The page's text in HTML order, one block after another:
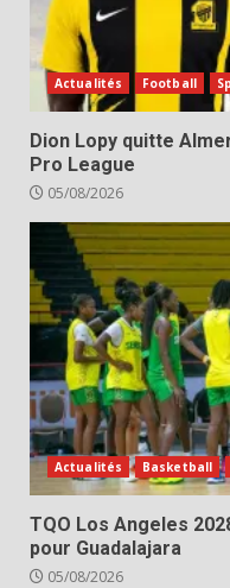
Actualités Football
Dion Lopy quitte
Pro League
05/08/2026
Actualités Basketball
TQO Los Angeles
pour Guadalajara
05/08/2026